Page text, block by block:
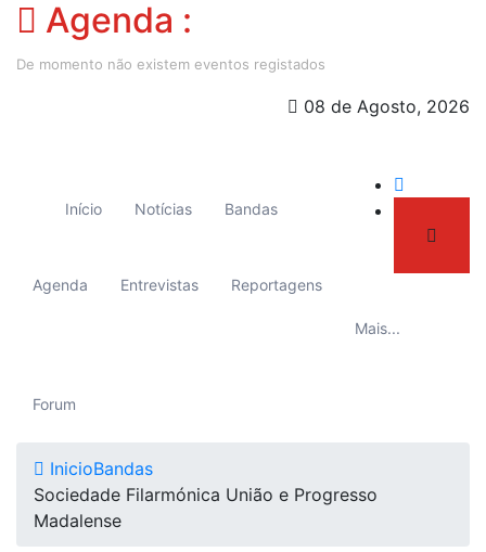
Agenda :
De momento não existem eventos registados
08 de Agosto, 2026
Início Notícias Bandas
Agenda Entrevistas Reportagens
Mais...
Forum
InicioBandas
Sociedade Filarmónica União e Progresso
Madalense